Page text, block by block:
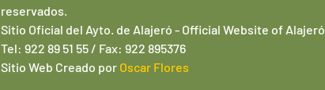
reservados.
Sitio Oficial del Ayto. de Alajeró - Official Website of Alajeró
Tel: 922 89 51 55 / Fax: 922 895376
Sitio Web Creado por Oscar Flores